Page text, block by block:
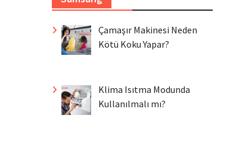
Çamaşır Makinesi Neden
Kötü Koku Yapar?
Klima Isıtma Modunda
Kullanılmalı mı?